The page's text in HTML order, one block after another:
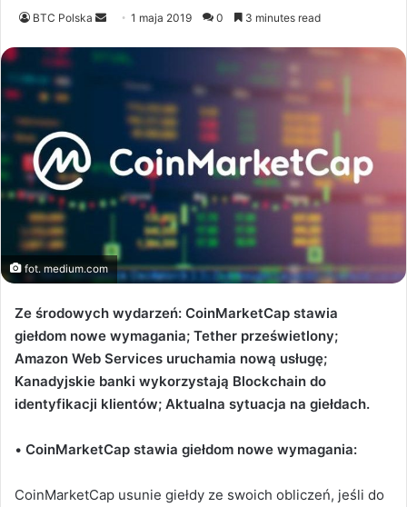
BTC Polska
Send
email
1 maja 2019 0 3 minutes read
fot. medium.com
Ze środowych wydarzeń: CoinMarketCap stawia
giełdom nowe wymagania; Tether prześwietlony;
Amazon Web Services uruchamia nową usługę;
Kanadyjskie banki wykorzystają Blockchain do
identyfikacji klientów; Aktualna sytuacja na giełdach.
• CoinMarketCap stawia giełdom nowe wymagania:
CoinMarketCap usunie giełdy ze swoich obliczeń, jeśli do